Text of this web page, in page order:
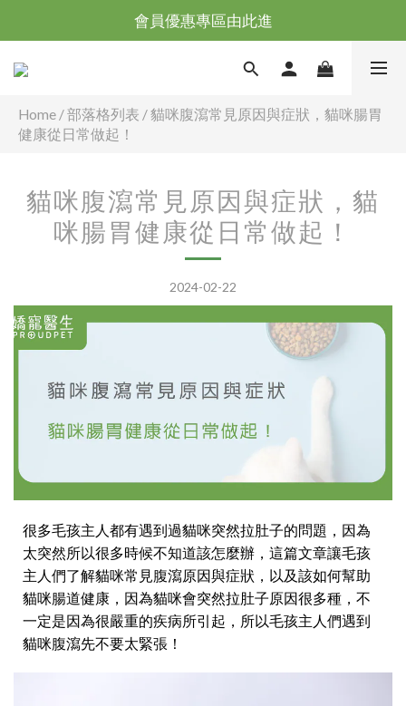
台灣滿NT$全館滿1200免運｜海外滿NT$3000免運
會員優惠專區由此進
Home /部落格列表 /貓咪腹瀉常見原因與症狀，貓咪腸胃
健康從日常做起！
貓咪腹瀉常見原因與症狀，貓
咪腸胃健康從日常做起！
2024-02-22
很多毛孩主人都有遇到過貓咪突然拉肚子的問題，因為
太突然所以很多時候不知道該怎麼辦，這篇文章讓毛孩
主人們了解貓咪常見腹瀉原因與症狀，以及該如何幫助
貓咪腸道健康，因為貓咪會突然拉肚子原因很多種，不
一定是因為很嚴重的疾病所引起，所以毛孩主人們遇到
貓咪腹瀉先不要太緊張！